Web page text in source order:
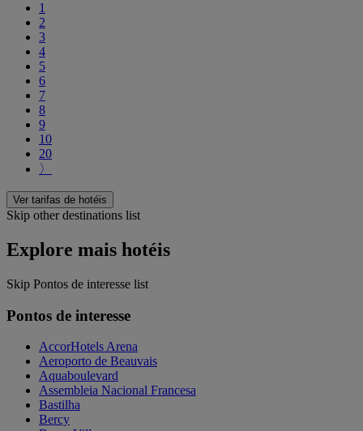
1
2
3
4
5
6
7
8
9
10
20
〉
Ver tarifas de hotéis
Skip other destinations list
Explore mais hotéis
Skip Pontos de interesse list
Pontos de interesse
AccorHotels Arena
Aeroporto de Beauvais
Aquaboulevard
Assembleia Nacional Francesa
Bastilha
Bercy